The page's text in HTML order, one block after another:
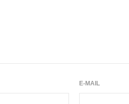
E-MAIL